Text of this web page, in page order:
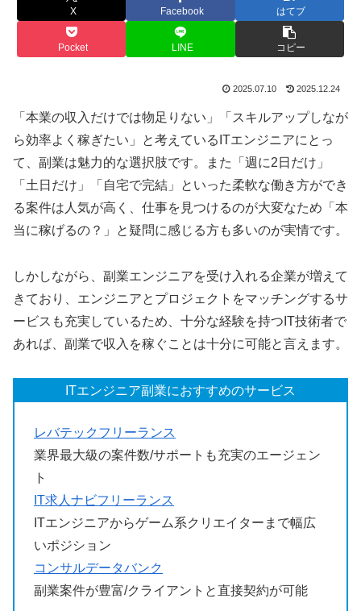
X Facebook はてブ
Pocket LINE コピー
2025.07.10 2025.12.24
「本業の収入だけでは物足りない」「スキルアップしなが
ら効率よく稼ぎたい」と考えているITエンジニアにとっ
て、副業は魅力的な選択肢です。また「週に2日だけ」
「土日だけ」「自宅で完結」といった柔軟な働き方ができ
る案件は人気が高く、仕事を見つけるのが大変なため「本
当に稼げるの？」と疑問に感じる方も多いのが実情です。
しかしながら、副業エンジニアを受け入れる企業が増えて
きており、エンジニアとプロジェクトをマッチングするサ
ービスも充実しているため、十分な経験を持つIT技術者で
あれば、副業で収入を稼ぐことは十分に可能と言えます。
ITエンジニア副業におすすめのサービス
レバテックフリーランス
業界最大級の案件数/サポートも充実のエージェン
ト
IT求人ナビフリーランス
ITエンジニアからゲーム系クリエイターまで幅広
いポジション
コンサルデータバンク
副業案件が豊富/クライアントと直接契約が可能